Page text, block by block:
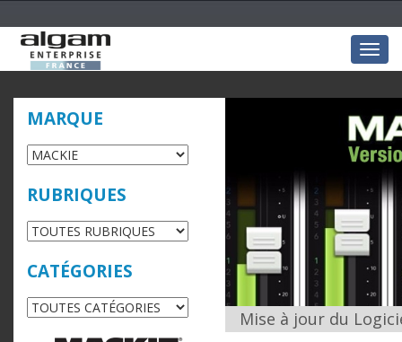
MARQUE
RUBRIQUES
CATÉGORIES
Mise à jour du